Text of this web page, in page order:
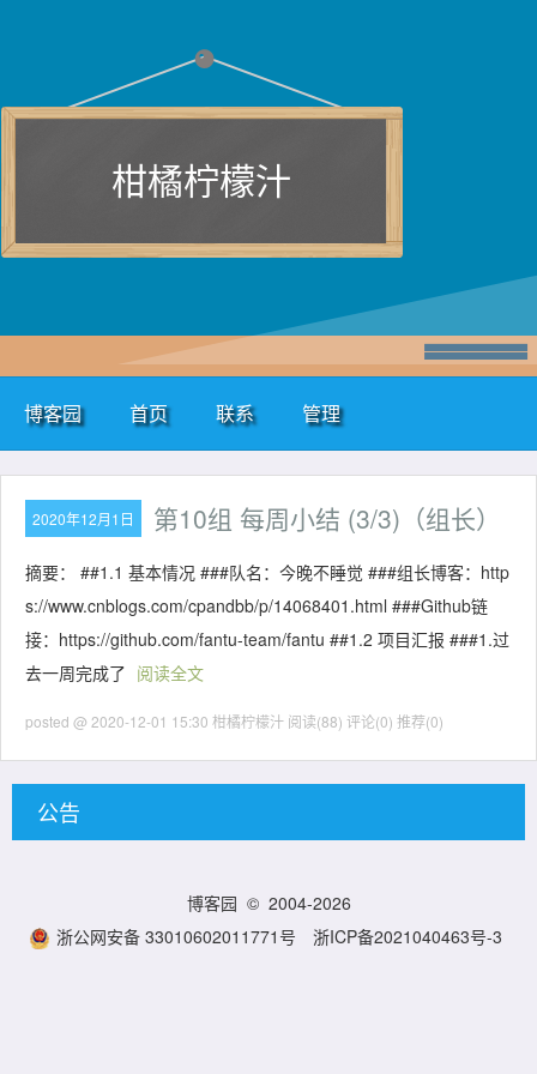
柑橘柠檬汁
博客园 首页 联系 管理
2020年12月1日 第10组 每周小结 (3/3)（组长）
摘要： ##1.1 基本情况 ###队名：今晚不睡觉 ###组长博客：http
s://www.cnblogs.com/cpandbb/p/14068401.html ###Github链
接：https://github.com/fantu-team/fantu ##1.2 项目汇报 ###1.过
去一周完成了 阅读全文
posted @ 2020-12-01 15:30 柑橘柠檬汁 阅读(88) 评论(0) 推荐(0)
公告
博客园 © 2004-2026
浙公网安备 33010602011771号
浙ICP备2021040463号-3